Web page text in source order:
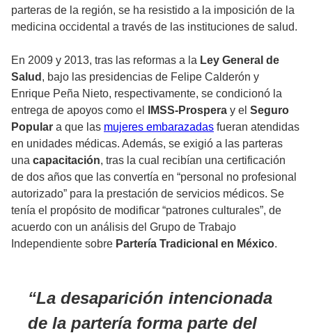
parteras de la región, se ha resistido a la imposición de la
medicina occidental a través de las instituciones de salud.
En 2009 y 2013, tras las reformas a la Ley General de
Salud , bajo las presidencias de Felipe Calderón y
Enrique Peña Nieto, respectivamente, se condicionó la
entrega de apoyos como el
IMSS-Prospera y el Seguro
Popular a que las mujeres embarazadas fueran atendidas
en unidades médicas. Además, se exigió a las parteras
una capacitación, tras la cual recibían una certificación
de dos años que las convertía en “personal no profesional
autorizado” para la prestación de servicios médicos. Se
tenía el propósito de modificar “patrones culturales”, de
acuerdo con un análisis del Grupo de Trabajo
Independiente sobre Partería Tradicional en México.
La desaparición intencionada
de la partería forma parte del